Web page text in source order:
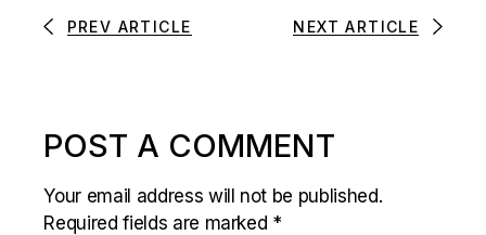
PREV ARTICLE NEXT ARTICLE
POST A COMMENT
Your email address will not be published.
Required fields are marked *